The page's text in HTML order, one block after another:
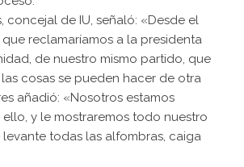
concejal de IU, señaló: «Desde el
reclamaríamos a la presidenta
de nuestro mismo partido, que
cosas se pueden hacer de otra
añadió: «Nosotros estamos
y le mostraremos todo nuestro
todas las alfombras, caiga